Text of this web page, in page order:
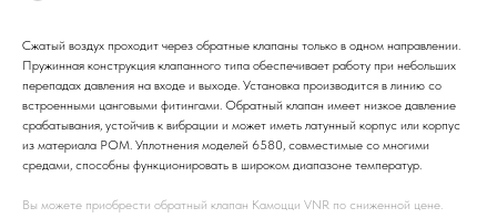
Сжатый воздух проходит через обратные клапаны только в одном направлении.
Пружинная конструкция клапанного типа обеспечивает работу при небольших
перепадах давления на входе и выходе. Установка производится в линию со
встроенными цанговыми фитингами. Обратный клапан имеет низкое давление
срабатывания, устойчив к вибрации и может иметь латунный корпус или корпус
из материала POM. Уплотнения моделей 6580, совместимые со многими
средами, способны функционировать в широком диапазоне температур.
Вы можете приобрести обратный клапан Камоцци VNR по сниженной цене.